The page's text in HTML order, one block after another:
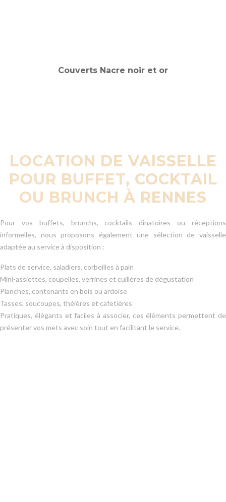
LOCATION DE VAISSELLE
POUR BUFFET, COCKTAIL
OU BRUNCH À RENNES
Pour vos buffets, brunchs, cocktails dînatoires ou réceptions
informelles, nous proposons également une sélection de vaisselle
adaptée au service à disposition :
Plats de service, saladiers, corbeilles à pain
Mini-assiettes, coupelles, verrines et cuillères de dégustation
Planches, contenants en bois ou ardoise
Tasses, soucoupes, théières et cafetières
Pratiques, élégants et faciles à associer, ces éléments permettent de
présenter vos mets avec soin tout en facilitant le service.